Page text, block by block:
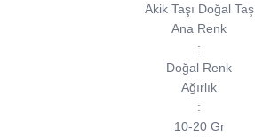
Akik Taşı Doğal Taş
Ana Renk
:
Doğal Renk
Ağırlık
:
10-20 Gr